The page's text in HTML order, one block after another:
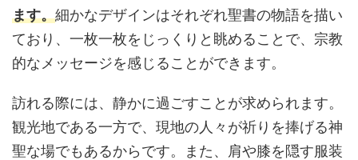
ます。細かなデザインはそれぞれ聖書の物語を描い
ており、一枚一枚をじっくりと眺めることで、宗教
的なメッセージを感じることができます。
訪れる際には、静かに過ごすことが求められます。
観光地である一方で、現地の人々が祈りを捧げる神
聖な場でもあるからです。また、肩や膝を隠す服装